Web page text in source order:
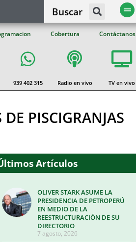
Buscar
Cobertura Contáctanos
939 402 315 Radio en vivo TV en vivo
PISCIGRANJAS
Artículos
OLIVER STARK ASUME LA
PRESIDENCIA DE PETROPERÚ
EN MEDIO DE LA
REESTRUCTURACIÓN DE SU
DIRECTORIO
7 agosto, 2026